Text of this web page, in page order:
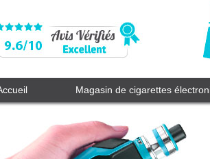
Magasin de cigarettes